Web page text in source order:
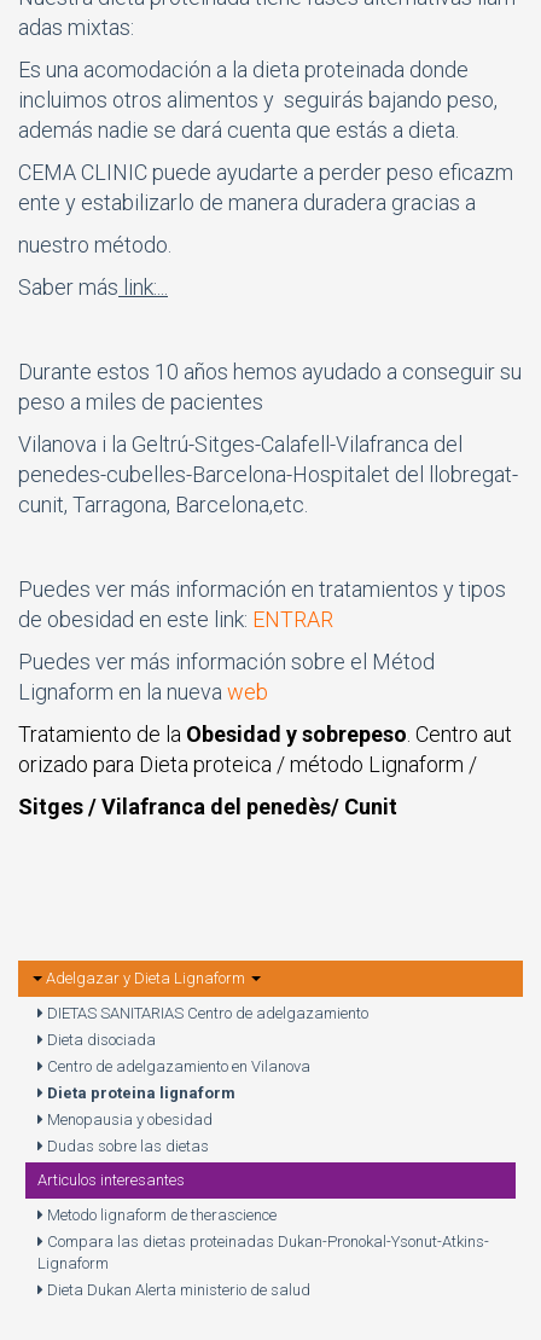
adas mixtas:
Es una acomodación a la dieta proteinada donde
incluimos otros alimentos y seguirás bajando peso,
además nadie se dará cuenta que estás a dieta.
CEMA CLINIC puede ayudarte a perder peso eficazm
ente y estabilizarlo de manera duradera gracias a
nuestro método.
Saber más link:...
Durante estos 10 años hemos ayudado a conseguir su
peso a miles de pacientes
Vilanova i la Geltrú-Sitges-Calafell-Vilafranca del
penedes-cubelles-Barcelona-Hospitalet del llobregat-
cunit, Tarragona, Barcelona,etc.
Puedes ver más información en tratamientos y tipos
de obesidad en este link: ENTRAR
Puedes ver más información sobre el Métod
Lignaform en la nueva web
Tratamiento de la Obesidad y sobrepeso . Centro aut
orizado para Dieta proteica / método Lignaform /
Sitges / Vilafranca del penedès/ Cunit
Adelgazar y Dieta Lignaform
DIETAS SANITARIAS Centro de adelgazamiento
Dieta disociada
Centro de adelgazamiento en Vilanova
Dieta proteina lignaform
Menopausia y obesidad
Dudas sobre las dietas
Articulos interesantes
Metodo lignaform de therascience
Compara las dietas proteinadas Dukan-Pronokal-Ysonut-Atkins-
Lignaform
Dieta Dukan Alerta ministerio de salud